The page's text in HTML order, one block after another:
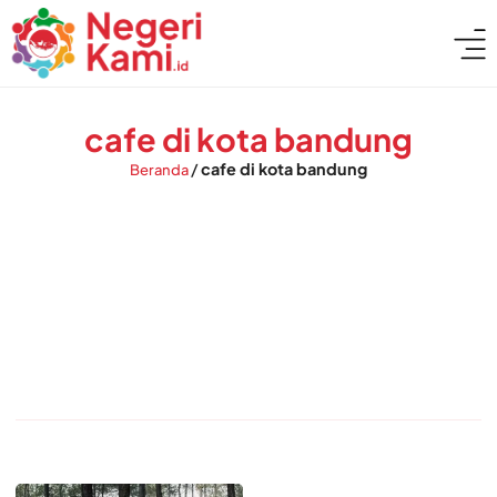
cafe di kota bandung
Beranda/cafe di kota bandung